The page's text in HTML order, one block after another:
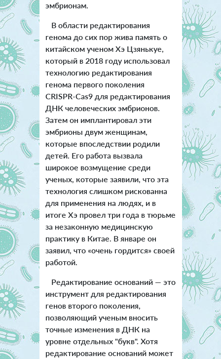
эмбрионам.
В области редактирования
генома до сих пор жива память о
китайском ученом Хэ Цзянькуе,
который в 2018 году использовал
технологию редактирования
генома первого поколения
CRISPR-Cas9 для редактирования
ДНК человеческих эмбрионов.
Затем он имплантировал эти
эмбрионы двум женщинам,
которые впоследствии родили
детей. Его работа вызвала
широкое возмущение среди
ученых, которые заявили, что эта
технология слишком рискованна
для применения на людях, и в
итоге Хэ провел три года в тюрьме
за незаконную медицинскую
практику в Китае. В январе он
заявил, что «очень гордится» своей
работой.
Редактирование оснований — это
инструмент для редактирования
генов второго поколения,
позволяющий ученым вносить
точные изменения в ДНК на
уровне отдельных "букв". Хотя
редактирование оснований может